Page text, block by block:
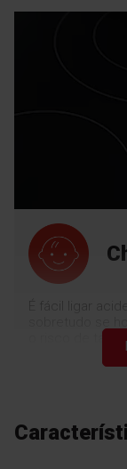
É fácil ligar
o risco de tal
gás
a possibilidade